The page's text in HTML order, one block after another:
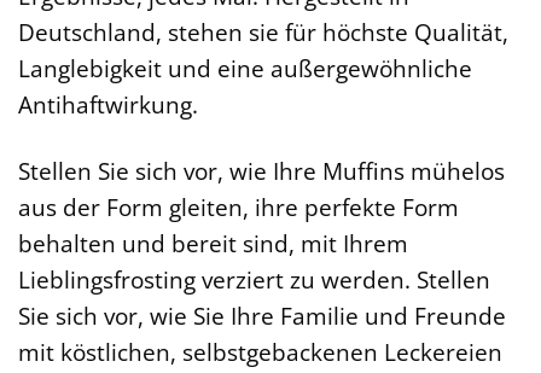
Deutschland, stehen sie für höchste Qualität,
Langlebigkeit und eine außergewöhnliche
Antihaftwirkung.
Stellen Sie sich vor, wie Ihre Muffins mühelos
aus der Form gleiten, ihre perfekte Form
behalten und bereit sind, mit Ihrem
Lieblingsfrosting verziert zu werden. Stellen
Sie sich vor, wie Sie Ihre Familie und Freunde
mit köstlichen, selbstgebackenen Leckereien